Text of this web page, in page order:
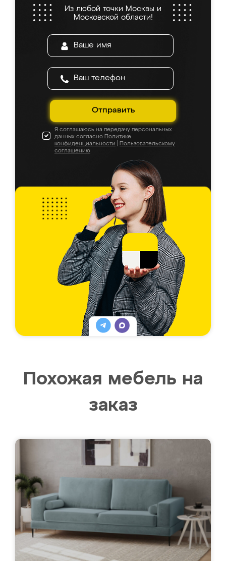
Из любой точки Москвы и
Московской области!
Отправить
Я соглашаюсь на передачу персональных
данных согласно Политике
конфиденциальности
Пользовательскому
соглашению
Похожая мебель на
заказ